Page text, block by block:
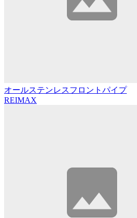
オールステンレスフロントパイプ
REIMAX